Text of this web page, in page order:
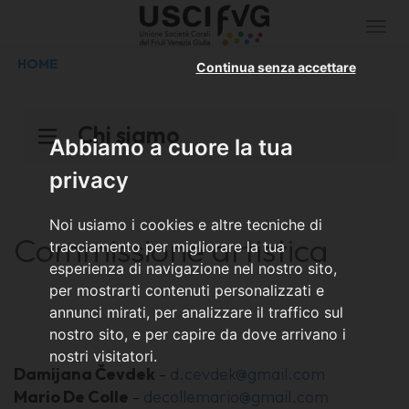
Abbiamo a cuore la tua
privacy
Noi usiamo i cookies e altre tecniche di
tracciamento per migliorare la tua
esperienza di navigazione nel nostro sito,
per mostrarti contenuti personalizzati e
annunci mirati, per analizzare il traffico sul
nostro sito, e per capire da dove arrivano i
nostri visitatori.
Continua senza accettare
HOME
Chi siamo
Commissione artistica
Damijana Čevdek - d.cevdek@gmail.com
Mario De Colle - decollemario@gmail.com